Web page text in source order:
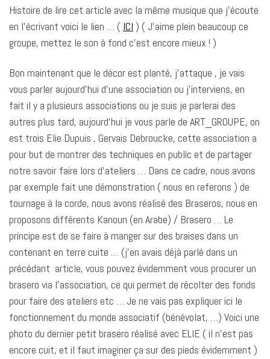
Histoire de lire cet article avec la même musique que j’écoute
en l’écrivant voici le lien … ( ICI ) ( J’aime plein beaucoup ce
groupe, mettez le son à fond c’est encore mieux ! )
Bon maintenant que le décor est planté, j’attaque , je vais
vous parler aujourd’hui d’une association ou j’interviens, en
fait il y a plusieurs associations ou je suis je parlerai des
autres plus tard, aujourd’hui je vous parle de ART_GROUPE, on
est trois Elie Dupuis , Gervais Debroucke, cette association a
pour but de montrer des techniques en public et de partager
notre savoir faire lors d’ateliers … Dans ce cadre, nous avons
par exemple fait une démonstration ( nous en referons ) de
tournage à la corde, nous avons réalisé des Braseros, nous en
proposons différents Kanoun (en Arabe) / Brasero … Le
principe est de se faire à manger sur des braises dans un
contenant en terre cuite … (j’en avais déjà parlé dans un
précédant article, vous pouvez évidemment vous procurer un
brasero via l’association, ce qui permet de récolter des fonds
pour faire des ateliers etc … Je ne vais pas expliquer ici le
fonctionnement du monde associatif (bénévolat, …) Voici une
photo du dernier petit brasero réalisé avec ELIE ( il n’est pas
encore cuit, et il faut imaginer ça sur des pieds évidemment )